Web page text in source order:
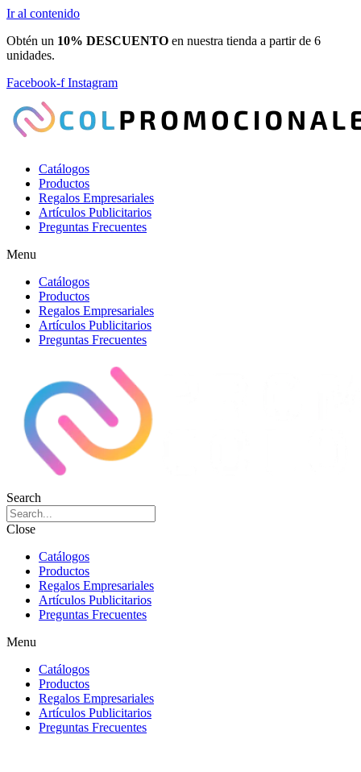
Ir al contenido
Obtén un 10% DESCUENTO en nuestra tienda a partir de 6
unidades.
Facebook-f Instagram
Catálogos
Productos
Regalos Empresariales
Artículos Publicitarios
Preguntas Frecuentes
Menu
Catálogos
Productos
Regalos Empresariales
Artículos Publicitarios
Preguntas Frecuentes
Search
Close
Catálogos
Productos
Regalos Empresariales
Artículos Publicitarios
Preguntas Frecuentes
Menu
Catálogos
Productos
Regalos Empresariales
Artículos Publicitarios
Preguntas Frecuentes